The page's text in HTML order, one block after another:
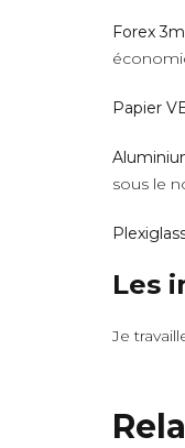
Forex
Papier
sous le
Les
Je